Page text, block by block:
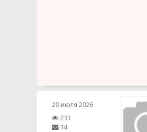
20 июля 2026
233
14